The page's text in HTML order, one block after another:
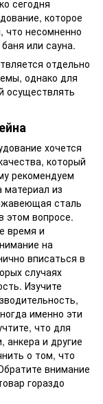
сегодня
которое
что несомненно
или сауна.
отдельно
однако для
осуществлять
хочется
который
рекомендуем
из
сталь
этом вопросе.
время и
на
вписаться в
случаях
Изучите
именно эти
что для
и другие
о том, что
внимание
гораздо